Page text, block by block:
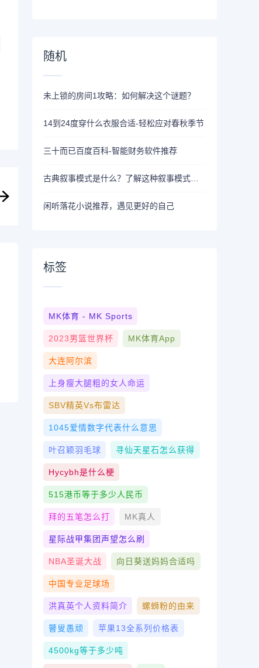
随机
未上锁的房间1攻略：如何解决这个谜题？
14到24度穿什么衣服合适-轻松应对春秋季节
三十而已百度百科-智能财务软件推荐
闲听落花小说推荐，遇见更好的自己
标签
MK体育 - MK Sports
2023男篮世界杯 MK体育App
大连阿尔滨
上身瘦大腿粗的女人命运
SBV精英vs布雷达
1045爱情数字代表什么意思
叶召颖羽毛球 寻仙天星石怎么获得
Hycybh是什么梗
515港币等于多少人民币
拜的五笔怎么打 MK真人
星际战甲集团声望怎么刷
NBA圣诞大战 向日葵送妈妈合适吗
中国专业足球场
洪真英个人资料简介 螺蛳粉的由来
瞽叟愚顽 苹果13全系列价格表
4500kg等于多少吨